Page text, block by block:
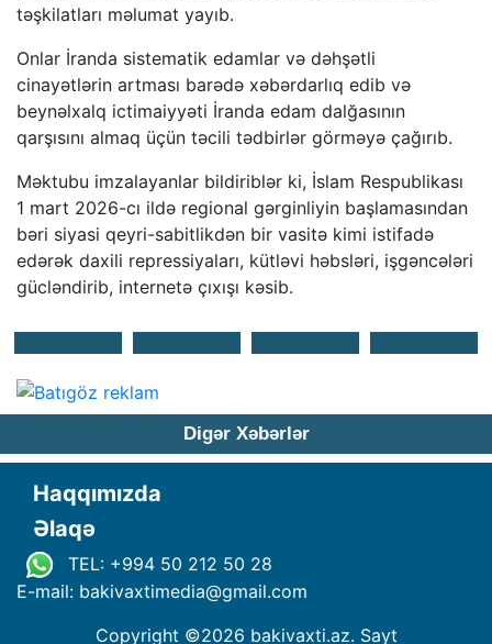
təşkilatları məlumat yayıb.
Onlar İranda sistematik edamlar və dəhşətli
cinayətlərin artması barədə xəbərdarlıq edib və
beynəlxalq ictimaiyyəti İranda edam dalğasının
qarşısını almaq üçün təcili tədbirlər görməyə çağırıb.
Məktubu imzalayanlar bildiriblər ki, İslam Respublikası
1 mart 2026-cı ildə regional gərginliyin başlamasından
bəri siyasi qeyri-sabitlikdən bir vasitə kimi istifadə
edərək daxili repressiyaları, kütləvi həbsləri, işgəncələri
gücləndirib, internetə çıxışı kəsib.
Digər Xəbərlər
Haqqımızda
Əlaqə
TEL: +994 50 212 50 28
E-mail: bakivaxtimedia@gmail.com
Copyright ©2026 bakivaxti.az. Sayt